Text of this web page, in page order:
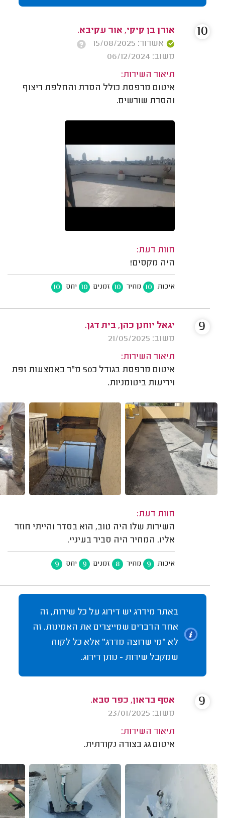
אורן בן קיקי, אור עקיבא.
אשרור: 15/08/2025
משוב: 06/12/2024
תיאור השירות:
איטום מרפסת כולל הסרת והחלפת ריצוף
והסרת שורשים.
חוות דעת:
היה מקסים!
איכות 10 מחיר 10 זמנים 10 יחס 10
10
יגאל יוחנן כהן, בית דגן.
משוב: 21/05/2025
תיאור השירות:
איטום מרפסת בגודל כ50 מ"ר באמצעות זפת
ויריעות ביטומניות.
חוות דעת:
השירות שלו היה טוב, הוא בסדר והייתי חוזר
אליו. המחיר היה סביר בעיניי.
איכות 9 מחיר 8 זמנים 9 יחס 9
9
באתר מידרג יש דירוג על כל שירות, זה
אחד הדברים שמייצרים את האמינות. זה
לא "מי שרוצה מדרג" אלא כל לקוח
שמקבל שירות - נותן דירוג.
אסף בראון, כפר סבא.
משוב: 23/01/2025
תיאור השירות:
איטום גג בצורה נקודתית.
9